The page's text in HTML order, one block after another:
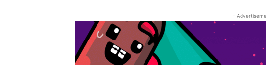
-